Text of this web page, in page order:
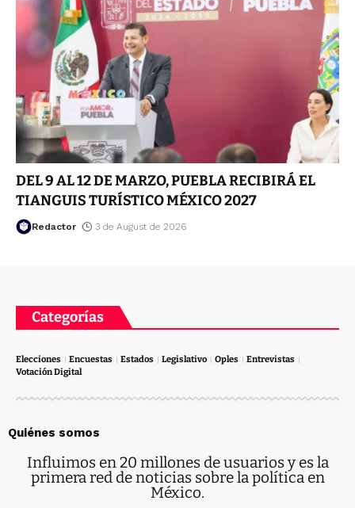
DEL 9 AL 12 DE MARZO, PUEBLA RECIBIRÁ EL
TIANGUIS TURÍSTICO MÉXICO 2027
Redactor 3 de August de 2026
Categorías
Elecciones Encuestas Estados Legislativo Oples
Entrevistas
Votación Digital
Quiénes somos
Influimos en 20 millones de usuarios y es la
primera red de noticias sobre la política en
México.